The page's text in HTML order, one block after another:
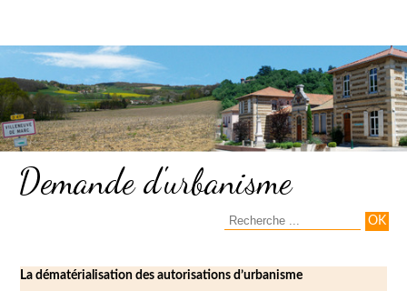
Demande d'urbanisme
La dématérialisation des autorisations d’urbanisme